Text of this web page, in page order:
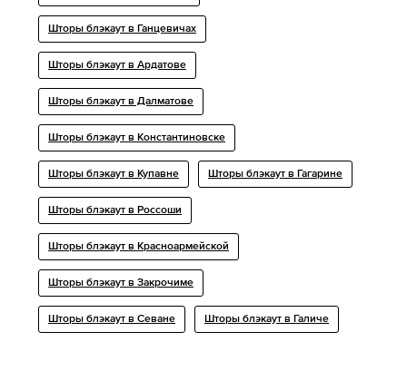
Шторы блэкаут в Ганцевичах
Шторы блэкаут в Ардатове
Шторы блэкаут в Далматове
Шторы блэкаут в Константиновске
Шторы блэкаут в Купавне Шторы блэкаут в Гагарине
Шторы блэкаут в Россоши
Шторы блэкаут в Красноармейской
Шторы блэкаут в Закрочиме
Шторы блэкаут в Севане Шторы блэкаут в Галиче